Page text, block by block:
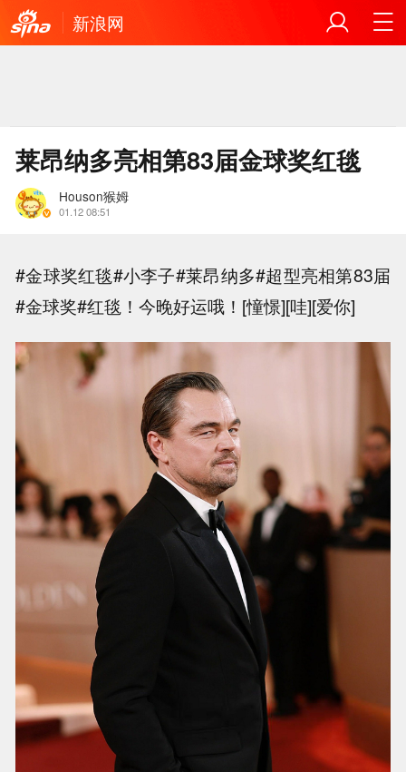
新浪网
莱昂纳多亮相第83届金球奖红毯
Houson猴姆
01.12 08:51
#金球奖红毯#小李子#莱昂纳多#超型亮相第83届
#金球奖#红毯！今晚好运哦！[憧憬][哇][爱你]